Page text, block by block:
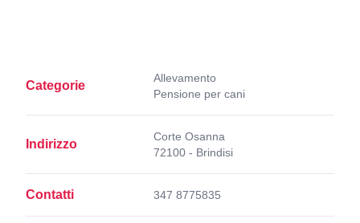
Categorie
Allevamento
Pensione per cani
Indirizzo
Corte Osanna
72100 - Brindisi
Contatti 347 8775835